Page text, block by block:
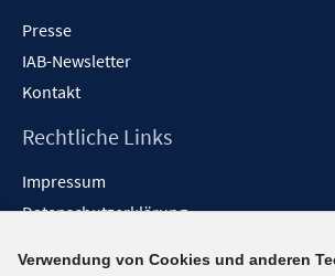
Presse
IAB-Newsletter
Kontakt
Rechtliche Links
Impressum
Datenschutzerklärung
Verwendung von Cookies und anderen